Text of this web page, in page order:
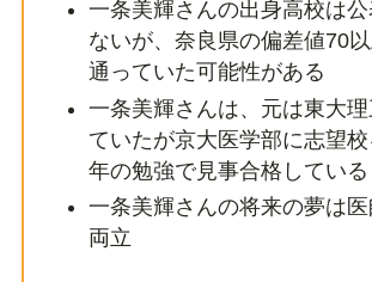
一条美輝さんの出身高校は
ないが、奈良県の偏差値70
通っていた可能性がある
一条美輝さんは、元は東大
ていたが京大医学部に志望
年の勉強で見事合格している
一条美輝さんの将来の夢は
両立